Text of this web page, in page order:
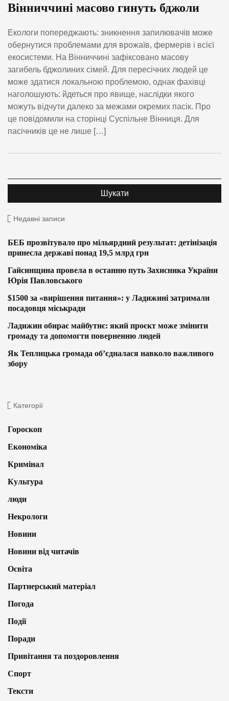
Вінниччині масово гинуть бджоли
Екологи попереджають: зникнення запилювачів може
обернутися проблемами для врожаїв, фермерів і всієї
екосистеми. На Вінниччині зафіксовано масову
загибель бджолиних сімей. Для пересічних людей це
може здатися локальною проблемою, однак фахівці
наголошують: йдеться про явище, наслідки якого
можуть відчути далеко за межами окремих пасік. Про
це повідомили на сторінці Суспільне Вінниця. Для
пасічників це не лише […]
Недавні записи
БЕБ прозвітувало про мільярдний результат: детінізація
принесла державі понад 19,5 млрд грн
Гайсинщина провела в останню путь Захисника України
Юрія Павловського
$1500 за «вирішення питання»: у Ладижині затримали
посадовця міськради
Ладижин обирає майбутнє: який проєкт може змінити
громаду та допомогти поверненню людей
Як Теплицька громада об’єдналася навколо важливого
збору
Категорії
Гороскоп
Економіка
Кримінал
Культура
люди
Некрологи
Новини
Новини від читачів
Освіта
Партнерський матеріал
Погода
Події
Поради
Привітання та поздоровлення
Спорт
Тексти